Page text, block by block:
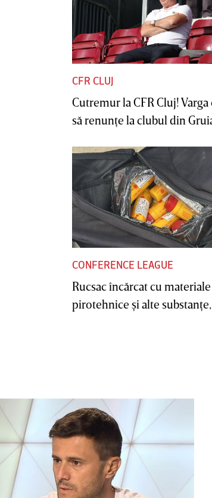
CFR CLUJ
Cutremur la CFR Cluj! Varga
să renunţe la clubul din
CONFERENCE LEAGUE
Rucsac încărcat cu materiale
pirotehnice şi alte substanţe,